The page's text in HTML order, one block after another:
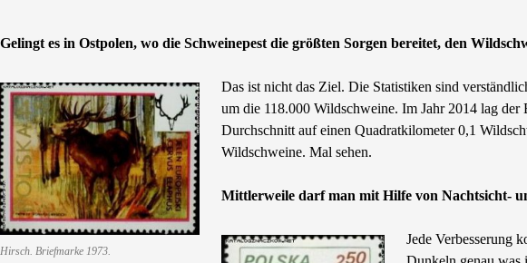
Gelingt es in Ostpolen, wo die Schweinepest die größten Sorgen bereitet, den
Hirsch. Briefmarke 1973.
Das ist nicht das Ziel. Die Statistiken sind
um die 118.000 Wildschweine. Im Jahr 2014 lag
Durchschnitt auf einen Quadratkilometer 0,1
Wildschweine. Mal sehen.
Mittlerweile darf man mit Hilfe von Nachtsicht-
Jede Verbesserung